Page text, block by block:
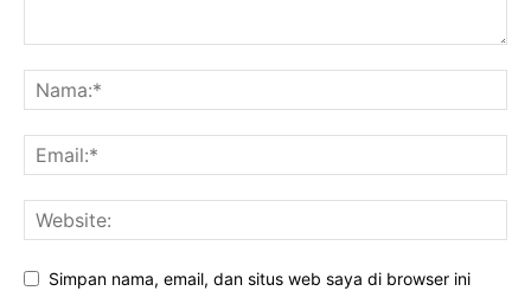
Simpan nama, email, dan situs web saya di browser ini